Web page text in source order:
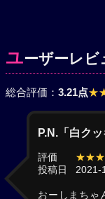
ユーザーレビ
総合評価： 3.21点
P.N.「白ク
評価
投稿日
2021-
おーしまちゃ